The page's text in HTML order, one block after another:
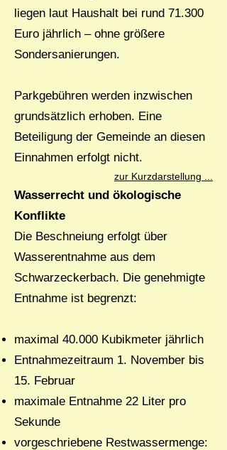
liegen laut Haushalt bei rund 71.300
Euro jährlich – ohne größere
Sondersanierungen.
Parkgebühren werden inzwischen
grundsätzlich erhoben. Eine
Beteiligung der Gemeinde an diesen
Einnahmen erfolgt nicht.
zur Kurzdarstellung ...
Wasserrecht und ökologische
Konflikte
Die Beschneiung erfolgt über
Wasserentnahme aus dem
Schwarzeckerbach. Die genehmigte
Entnahme ist begrenzt:
maximal 40.000 Kubikmeter jährlich
Entnahmezeitraum 1. November bis
15. Februar
maximale Entnahme 22 Liter pro
Sekunde
vorgeschriebene Restwassermenge: